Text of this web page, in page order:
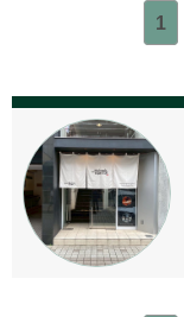
看
看
ご
1